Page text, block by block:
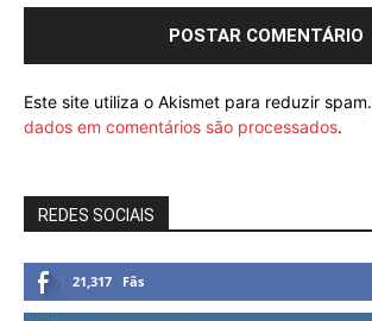
Este site utiliza o Akismet para reduzir spam.
dados em comentários são processados.
REDES SOCIAIS
21,317 Fãs